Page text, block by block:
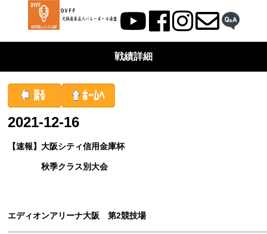
戦績詳細
2021-12-16
【速報】大阪シティ信用金庫杯
秋季クラス別大会
エディオンアリーナ大阪 第2競技場